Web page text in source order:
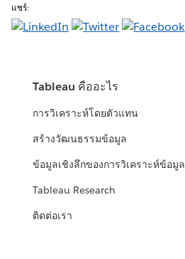
แชร์:
Tableau คืออะไร
การวิเคราะห์โดยตัวแทน
สร้างวัฒนธรรมข้อมูล
ข้อมูลเชิงลึกของการวิเคราะห์ข้อมูล
Tableau Research
ติดต่อเรา